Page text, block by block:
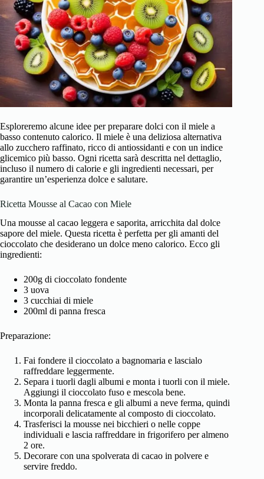
Esploreremo alcune idee per preparare dolci con il miele a
basso contenuto calorico. Il miele è una deliziosa alternativa
allo zucchero raffinato, ricco di antiossidanti e con un indice
glicemico più basso. Ogni ricetta sarà descritta nel dettaglio,
incluso il numero di calorie e gli ingredienti necessari, per
garantire un’esperienza dolce e salutare.
Ricetta Mousse al Cacao con Miele
Una mousse al cacao leggera e saporita, arricchita dal dolce
sapore del miele. Questa ricetta è perfetta per gli amanti del
cioccolato che desiderano un dolce meno calorico. Ecco gli
ingredienti:
200g di cioccolato fondente
3 uova
3 cucchiai di miele
200ml di panna fresca
Preparazione:
Fai fondere il cioccolato a bagnomaria e lascialo
raffreddare leggermente.
Separa i tuorli dagli albumi e monta i tuorli con il miele.
Aggiungi il cioccolato fuso e mescola bene.
Monta la panna fresca e gli albumi a neve ferma, quindi
incorporali delicatamente al composto di cioccolato.
Trasferisci la mousse nei bicchieri o nelle coppe
individuali e lascia raffreddare in frigorifero per almeno
2 ore.
Decorare con una spolverata di cacao in polvere e
servire freddo.